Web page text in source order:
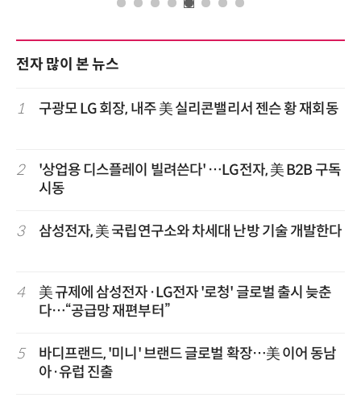
전자 많이 본 뉴스
1 구광모 LG 회장, 내주 美 실리콘밸리서 젠슨 황 재회동
2
'상업용 디스플레이 빌려쓴다' …LG전자, 美 B2B 구독
시동
3 삼성전자, 美 국립연구소와 차세대 난방 기술 개발한다
4
美 규제에 삼성전자·LG전자 '로청' 글로벌 출시 늦춘
다…“공급망 재편부터”
5
바디프랜드, '미니' 브랜드 글로벌 확장…美 이어 동남
아·유럽 진출